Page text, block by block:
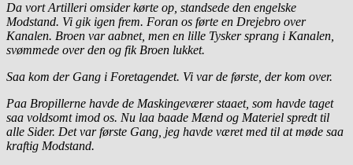
Da vort Artilleri omsider kørte op, standsede den engelske
Modstand. Vi gik igen frem. Foran os førte en Drejebro over
Kanalen. Broen var aabnet, men en lille Tysker sprang i Kanalen,
svømmede over den og fik Broen lukket.
Saa kom der Gang i Foretagendet. Vi var de første, der kom over.
Paa Bropillerne havde de Maskingeværer staaet, som havde taget
saa voldsomt imod os. Nu laa baade Mænd og Materiel spredt til
alle Sider. Det var første Gang, jeg havde været med til at møde saa
kraftig Modstand.